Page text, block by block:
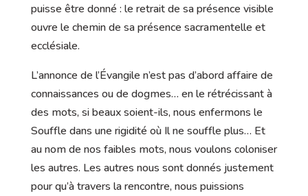
puisse être donné : le retrait de sa présence visible
ouvre le chemin de sa présence sacramentelle et
ecclésiale.
L’annonce de l’Évangile n’est pas d’abord affaire de
connaissances ou de dogmes… en le rétrécissant à
des mots, si beaux soient-ils, nous enfermons le
Souffle dans une rigidité où Il ne souffle plus… Et
au nom de nos faibles mots, nous voulons coloniser
les autres. Les autres nous sont donnés justement
pour qu’à travers la rencontre, nous puissions